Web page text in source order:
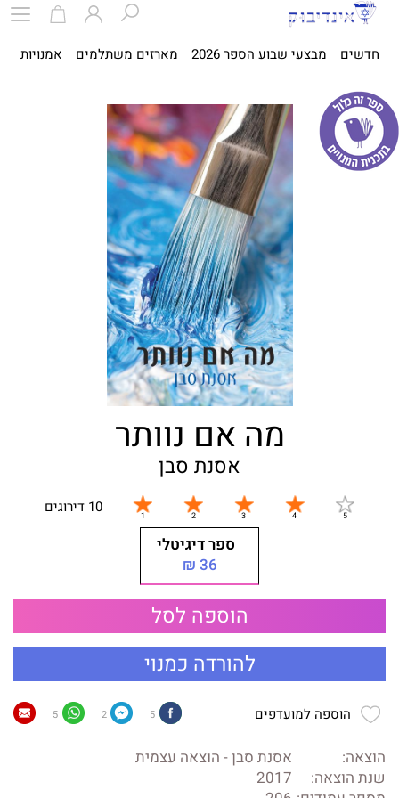
חדשים מבצעי שבוע הספר 2026 מארזים משתלמים אמנויות
מה אם נוותר
אסנת סבן
10 דירוגים
ספר דיגיטלי
36 ₪
הוספה לסל
להורדה כמנוי
הוספה למועדפים 5
2
5
הוצאה:
אסנת סבן - הוצאה עצמית
שנת הוצאה:
2017